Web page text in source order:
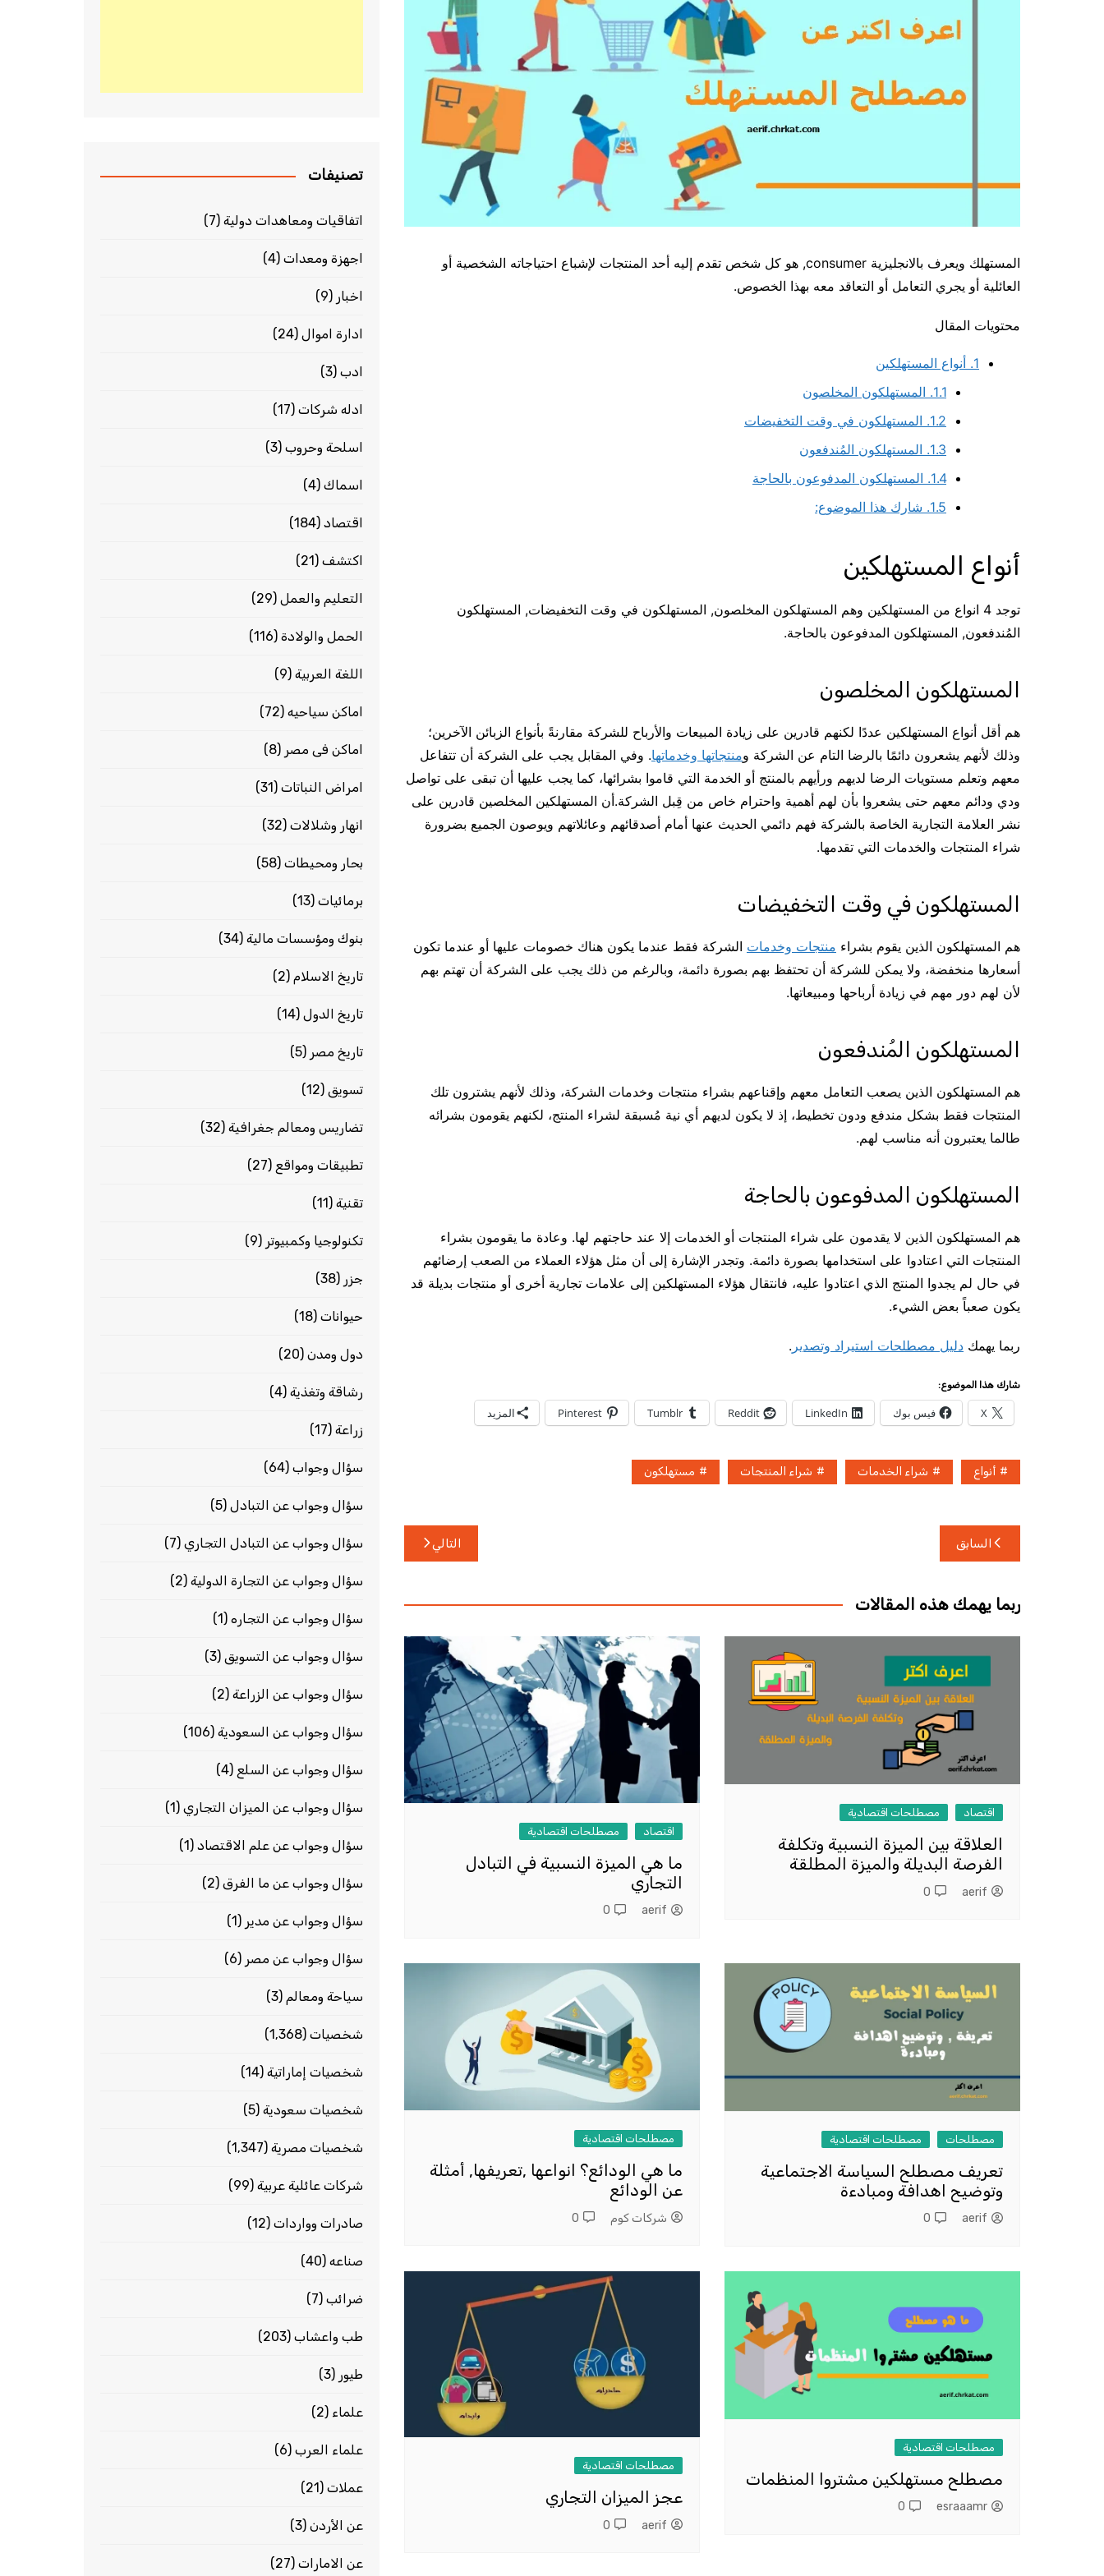
المستهلك ويعرف بالانجليزية consumer, هو كل شخص تقدم إليه أحد المنتجات لإشباع احتياجاته الشخصية أو
العائلية أو يجري التعامل أو التعاقد معه بهذا الخصوص.
محتويات المقال
1. أنواع المستهلكين
1.1. المستهلكون المخلصون
1.2. المستهلكون في وقت التخفيضات
1.3. المستهلكون المُندفعون
1.4. المستهلكون المدفوعون بالحاجة
1.5. شارك هذا الموضوع:
أنواع المستهلكين
توجد 4 انواع من المستهلكين وهم المستهلكون المخلصون, المستهلكون في وقت التخفيضات, المستهلكون
المُندفعون, المستهلكون المدفوعون بالحاجة.
المستهلكون المخلصون
هم أقل أنواع المستهلكين عددًا لكنهم قادرين على زيادة المبيعات والأرباح للشركة مقارنةً بأنواع الزبائن الآخرين؛
وذلك لأنهم يشعرون دائمًا بالرضا التام عن الشركة ومنتجاتها وخدماتها. وفي المقابل يجب على الشركة أن تتفاعل
معهم وتعلم مستويات الرضا لديهم ورأيهم بالمنتج أو الخدمة التي قاموا بشرائها، كما يجب عليها أن تبقى على تواصل
ودي ودائم معهم حتى يشعروا بأن لهم أهمية واحترام خاص من قِبل الشركة.أن المستهلكين المخلصين قادرين على
نشر العلامة التجارية الخاصة بالشركة فهم دائمي الحديث عنها أمام أصدقائهم وعائلاتهم ويوصون الجميع بضرورة
شراء المنتجات والخدمات التي تقدمها.
المستهلكون في وقت التخفيضات
هم المستهلكون الذين يقوم بشراء منتجات وخدمات الشركة فقط عندما يكون هناك خصومات عليها أو عندما تكون
أسعارها منخفضة، ولا يمكن للشركة أن تحتفظ بهم بصورة دائمة، وبالرغم من ذلك يجب على الشركة أن تهتم بهم
لأن لهم دور مهم في زيادة أرباحها ومبيعاتها.
المستهلكون المُندفعون
هم المستهلكون الذين يصعب التعامل معهم وإقناعهم بشراء منتجات وخدمات الشركة، وذلك لأنهم يشترون تلك
المنتجات فقط بشكل مندفع ودون تخطيط، إذ لا يكون لديهم أي نية مُسبقة لشراء المنتج، لكنهم يقومون بشرائه
طالما يعتبرون أنه مناسب لهم.
المستهلكون المدفوعون بالحاجة
هم المستهلكون الذين لا يقدمون على شراء المنتجات أو الخدمات إلا عند حاجتهم لها. وعادة ما يقومون بشراء
المنتجات التي اعتادوا على استخدامها بصورة دائمة. وتجدر الإشارة إلى أن مثل هؤلاء العملاء من الصعب إرضائهم
في حال لم يجدوا المنتج الذي اعتادوا عليه، فانتقال هؤلاء المستهلكين إلى علامات تجارية أخرى أو منتجات بديلة قد
يكون صعباً بعض الشيء.
ربما يهمك دليل مصطلحات استيراد وتصدير .
شارك هذا الموضوع:
X فيس بوك LinkedIn
Reddit
Tumblr
Pinterest المزيد
أنواع شراء الخدمات شراء المنتجات مستهلكون
تصفّح
المقالات
السابق التالي
ربما يهمك هذه المقالات
اقتصاد مصطلحات اقتصادية
العلاقة بين الميزة النسبية وتكلفة
الفرصة البديلة والميزة المطلقة
aerif
0
اقتصاد مصطلحات اقتصادية
ما هي الميزة النسبية في التبادل
التجاري
aerif
0
مصطلحات مصطلحات اقتصادية
تعريف مصطلح السياسة الاجتماعية
وتوضيح اهدافة ومبادءة
aerif
0
مصطلحات اقتصادية
ما هي الودائع؟ انواعها ,تعريفها, أمثلة
عن الودائع
شركات كوم 0
مصطلحات اقتصادية
مصطلح مستهلكين مشتروا المنظمات
esraaamr
0
مصطلحات اقتصادية
عجز الميزان التجاري
aerif
0
تصنيفات
اتفاقيات ومعاهدات دولية (7)
اجهزة ومعدات (4)
اخبار (9)
ادارة اموال (24)
ادب (3)
ادله شركات (17)
اسلحة وحروب (3)
اسماك (4)
اقتصاد (184)
اكتشف (21)
التعليم والعمل (29)
الحمل والولادة (116)
اللغة العربية (9)
اماكن سياحيه (72)
اماكن فى مصر (8)
امراض النباتات (31)
انهار وشلالات (32)
بحار ومحيطات (58)
برمائيات (13)
بنوك ومؤسسات مالية (34)
تاريخ الاسلام (2)
تاريخ الدول (14)
تاريخ مصر (5)
تسويق (12)
تضاريس ومعالم جغرافية (32)
تطبيقات ومواقع (27)
تقنية (11)
تكنولوجيا وكمبيوتر (9)
جزر (38)
حيوانات (18)
دول ومدن (20)
رشاقة وتغذية (4)
زراعة (17)
سؤال وجواب (64)
سؤال وجواب عن التبادل (5)
سؤال وجواب عن التبادل التجاري (7)
سؤال وجواب عن التجارة الدولية (2)
سؤال وجواب عن التجاره (1)
سؤال وجواب عن التسويق (3)
سؤال وجواب عن الزراعة (2)
سؤال وجواب عن السعودية (106)
سؤال وجواب عن السلع (4)
سؤال وجواب عن الميزان التجاري (1)
سؤال وجواب عن علم الاقتصاد (1)
سؤال وجواب عن ما الفرق (2)
سؤال وجواب عن مدير (1)
سؤال وجواب عن مصر (6)
سياحة ومعالم (3)
شخصيات (1٬368)
شخصيات إماراتية (14)
شخصيات سعودية (5)
شخصيات مصرية (1٬347)
شركات عائلية عربية (99)
صادرات وواردات (12)
صناعه (40)
ضرائب (7)
طب واعشاب (203)
طيور (3)
علماء (2)
علماء العرب (6)
عملات (21)
عن الأردن (3)
عن الامارات (27)